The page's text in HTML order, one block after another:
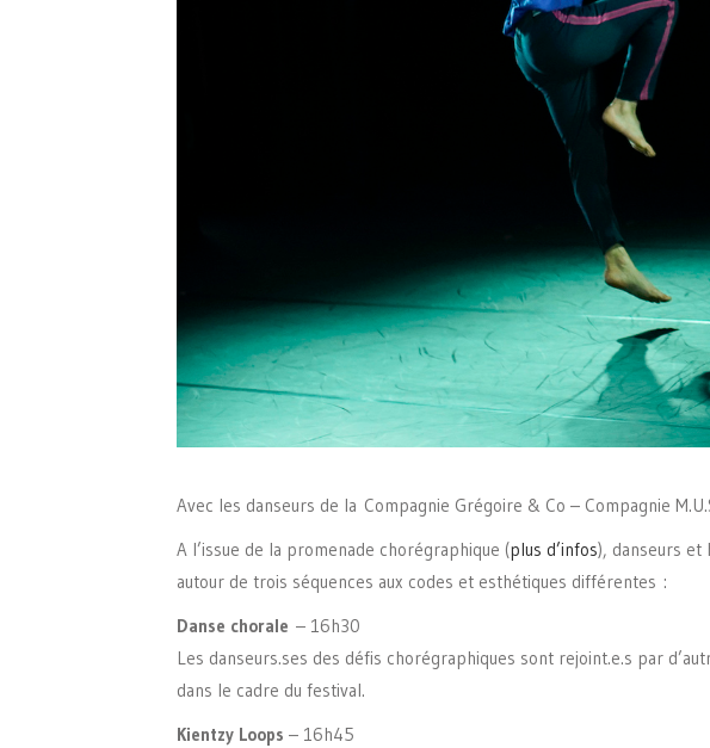
Avec les danseurs de la Compagnie Grégoire & Co – Compagnie
A l’issue de la promenade chorégraphique (plus d’infos), danseurs et
autour de trois séquences aux codes et esthétiques différentes :
Danse chorale – 16h30
Les danseurs.ses des défis chorégraphiques sont rejoint.e.s par
dans le cadre du festival.
Kientzy Loops – 16h45